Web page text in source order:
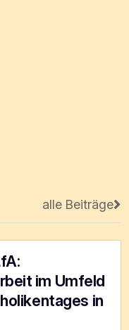
alle Beiträge
im Umfeld
in